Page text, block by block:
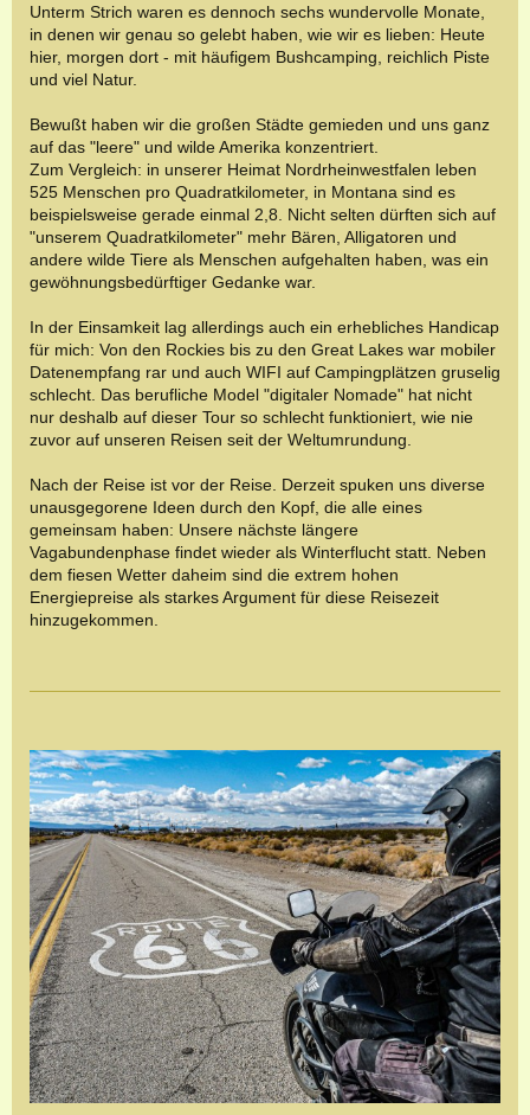
Unterm Strich waren es dennoch sechs wundervolle Monate,
in denen wir genau so gelebt haben, wie wir es lieben: Heute
hier, morgen dort - mit häufigem Bushcamping, reichlich Piste
und viel Natur.
Bewußt haben wir die großen Städte gemieden und uns ganz
auf das "leere" und wilde Amerika konzentriert.
Zum Vergleich: in unserer Heimat Nordrheinwestfalen leben
525 Menschen pro Quadratkilometer, in Montana sind es
beispielsweise gerade einmal 2,8. Nicht selten dürften sich auf
"unserem Quadratkilometer" mehr Bären, Alligatoren und
andere wilde Tiere als Menschen aufgehalten haben, was ein
gewöhnungsbedürftiger Gedanke war.
In der Einsamkeit lag allerdings auch ein erhebliches Handicap
für mich: Von den Rockies bis zu den Great Lakes war mobiler
Datenempfang rar und auch WIFI auf Campingplätzen gruselig
schlecht. Das berufliche Model "digitaler Nomade" hat nicht
nur deshalb auf dieser Tour so schlecht funktioniert, wie nie
zuvor auf unseren Reisen seit der Weltumrundung.
Nach der Reise ist vor der Reise. Derzeit spuken uns diverse
unausgegorene Ideen durch den Kopf, die alle eines
gemeinsam haben: Unsere nächste längere
Vagabundenphase findet wieder als Winterflucht statt. Neben
dem fiesen Wetter daheim sind die extrem hohen
Energiepreise als starkes Argument für diese Reisezeit
hinzugekommen.